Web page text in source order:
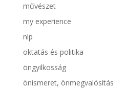
művészet
my experience
nlp
oktatás és politika
öngyilkosság
önismeret, önmegvalósítás